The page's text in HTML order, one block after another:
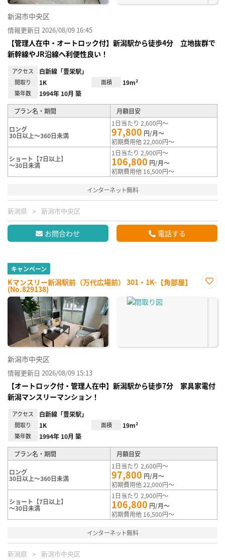
新潟市中央区
情報更新日 2026/08/09 16:45
【管理人在中・オートロック付】新潟駅から徒歩4分 立地抜群で
新幹線やJR沿線へ利便性良い！
アクセス 白新線「豊栄駅」
間取り 1K 面積 19m²
築年数 1994年 10月 築
プラン名・期間 月額目安
ロング
30日以上～360日未満
1日当たり 2,600円～
97,800 円/月～
初期費用他 22,000円～
ショート【7日以上】
～30日未満
1日当たり 2,900円～
106,800 円/月～
初期費用他 16,500円～
インターネット無料
新潟県 新潟市中央区
お問合わせ 電話する
キャンペーン
Kマンスリー新潟駅前（万代広場前） 301・1K-【角部屋】
(No.829138)
に入
新潟市中央区
情報更新日 2026/08/09 15:13
【オートロック付・管理人在中】新潟駅から徒歩7分 家具家電付
新潟マンスリーマンション！
アクセス 白新線「豊栄駅」
間取り 1K 面積 19m²
築年数 1994年 10月 築
プラン名・期間 月額目安
ロング
30日以上～360日未満
1日当たり 2,600円～
97,800 円/月～
初期費用他 22,000円～
ショート【7日以上】
～30日未満
1日当たり 2,900円～
106,800 円/月～
初期費用他 16,500円～
インターネット無料
新潟県 新潟市中央区